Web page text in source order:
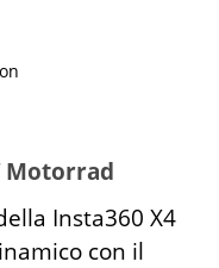
Motorrad
Insta360 X4
con il